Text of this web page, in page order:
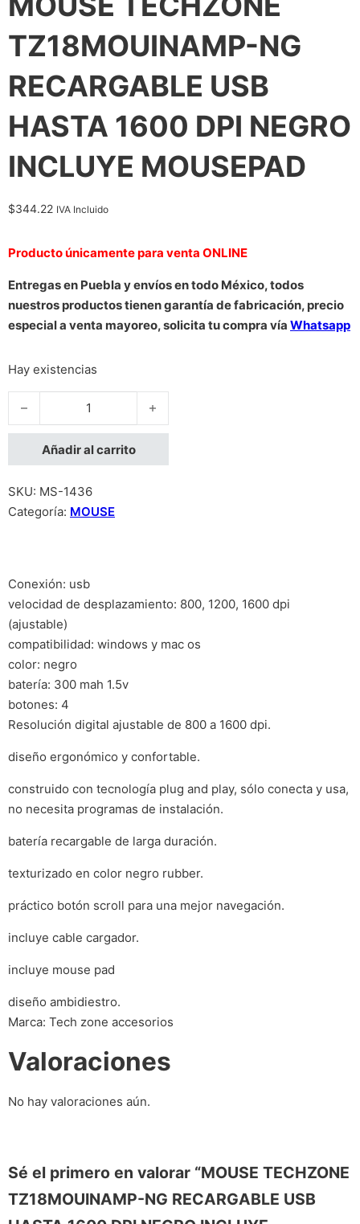
TZ18MOUINAMP-NG
RECARGABLE USB
HASTA 1600 DPI NEGRO
INCLUYE MOUSEPAD
$344.22 IVA Incluido
Producto únicamente para venta ONLINE
Entregas en Puebla y envíos en todo México, todos
nuestros productos tienen garantía de fabricación, precio
especial a venta mayoreo, solicita tu compra vía Whatsapp
Hay existencias
MOUSE TECHZONE TZ18MOUINAMP-NG RECARGABLE
Añadir al carrito
SKU: MS-1436
Categoría: MOUSE
Conexión: usb
velocidad de desplazamiento: 800, 1200, 1600 dpi
(ajustable)
compatibilidad: windows y mac os
color: negro
batería: 300 mah 1.5v
botones: 4
Resolución digital ajustable de 800 a 1600 dpi.
diseño ergonómico y confortable.
construido con tecnologí­a plug and play, sólo conecta y usa,
no necesita programas de instalación.
batería recargable de larga duración.
texturizado en color negro rubber.
práctico botón scroll para una mejor navegación.
incluye cable cargador.
incluye mouse pad
diseño ambidiestro.
Marca: Tech zone accesorios
Valoraciones
No hay valoraciones aún.
Sé el primero en valorar “MOUSE TECHZONE
TZ18MOUINAMP-NG RECARGABLE USB